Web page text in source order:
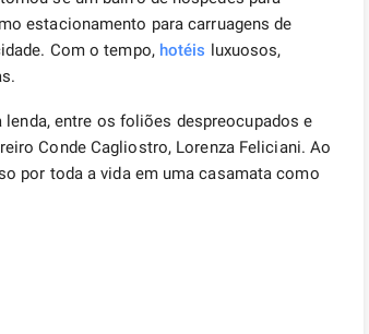
estacionamento para carruagens de
Com o tempo, hotéis luxuosos,
lenda, entre os foliões despreocupados e
Conde Cagliostro, Lorenza Feliciani. Ao
por toda a vida em uma casamata como